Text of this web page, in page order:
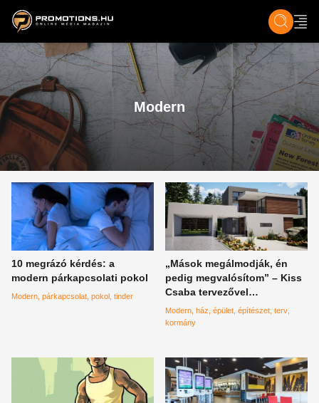
ZENE, FILM & KULT ÉLET TECH &
Modern
10 megrázó kérdés: a
modern párkapcsolati pokol
Modern párkapcsolat pokol tinder
„Mások megálmodják, én
pedig megvalósítom” – Kiss
Csaba tervezővel
beszélgettünk
Modern ház épület építészet terv
kormány